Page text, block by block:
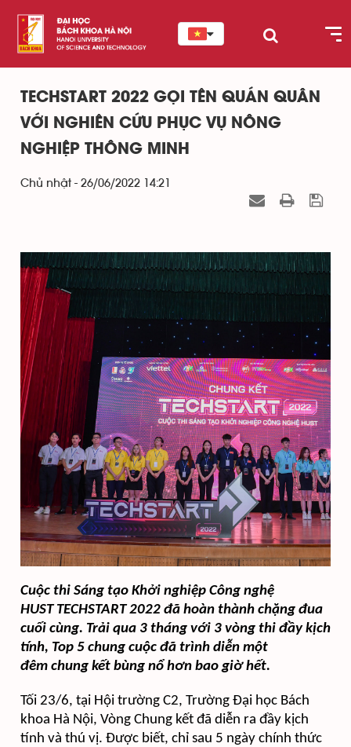
TECHSTART 2022 GỌI TÊN QUÁN QUÂN
VỚI NGHIÊN CỨU PHỤC VỤ NÔNG
NGHIỆP THÔNG MINH
Chủ nhật - 26/06/2022 14:21
Cuộc thi Sáng tạo Khởi nghiệp Công nghệ
HUST TECHSTART 2022 đã hoàn thành chặng đua
cuối cùng. Trải qua 3 tháng với 3 vòng thi đầy kịch
tính, Top 5 chung cuộc đã trình diễn một
đêm chung kết bùng nổ hơn bao giờ hết.
Tối 23/6, tại Hội trường C2, Trường Đại học Bách
khoa Hà Nội, Vòng Chung kết đã diễn ra đầy kịch
tính và thú vị. Được biết, chỉ sau 5 ngày chính thức